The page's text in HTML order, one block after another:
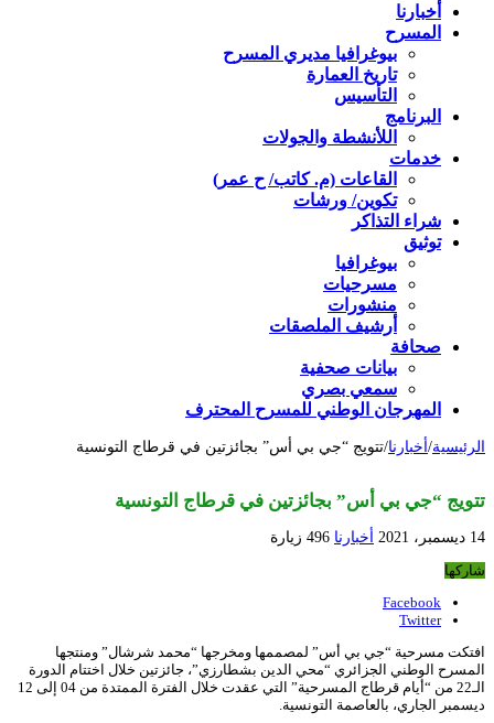
أخبارنا
المسرح
بيوغرافيا مديري المسرح
تاريخ العمارة
التأسيس
البرنامج
اللأنشطة والجولات
خدمات
القاعات (م. كاتب/ ح عمر)
تكوين/ ورشات
شراء التذاكر
توثيق
بيوغرافيا
مسرحيات
منشورات
أرشيف الملصقات
صحافة
بيانات صحفية
سمعي بصري
المهرجان الوطني للمسرح المحترف
الرئيسية/ أخبارنا/تتويج “جي بي أس” بجائزتين في قرطاج التونسية
تتويج “جي بي أس” بجائزتين في قرطاج التونسية
14 ديسمبر، 2021 أخبارنا 496 زيارة
شاركها
Facebook
Twitter
افتكت مسرحية “جي بي أس” لمصممها ومخرجها “محمد شرشال” ومنتجها
المسرح الوطني الجزائري “محي الدين بشطارزي”، جائزتين خلال اختتام الدورة
الـ22 من “أيام قرطاج المسرحية” التي عقدت خلال الفترة الممتدة من 04 إلى 12
ديسمبر الجاري، بالعاصمة التونسية.